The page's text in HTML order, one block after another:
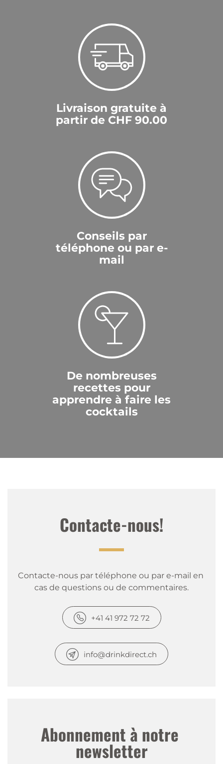
Livraison gratuite à
partir de CHF 90.00
Conseils par
téléphone ou par e-
mail
De nombreuses
recettes pour
apprendre à faire les
cocktails
Contacte-nous!
Contacte-nous par téléphone ou par e-mail en
cas de questions ou de commentaires.
+41 41 972 72 72
info@drinkdirect.ch
Abonnement à notre
newsletter